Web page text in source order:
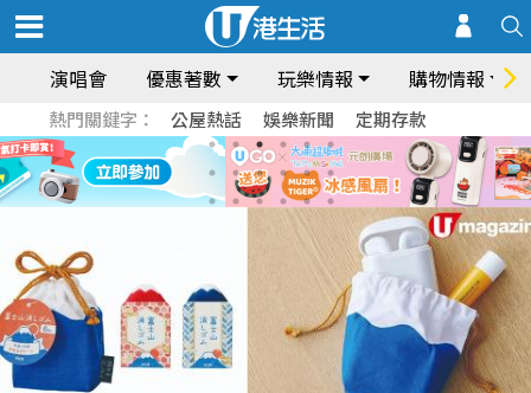
演唱會 優惠著數 玩樂情報 購物情報
熱門關鍵字： 公屋熱話 娛樂新聞 定期存款